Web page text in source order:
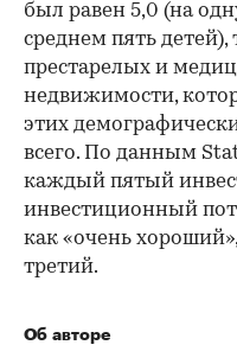
был равен 5,0 (на
среднем пять
престарелых и
недвижимости,
этих
всего. По данным
каждый пятый
инвестиционный
как «очень
третий.
Об авторе